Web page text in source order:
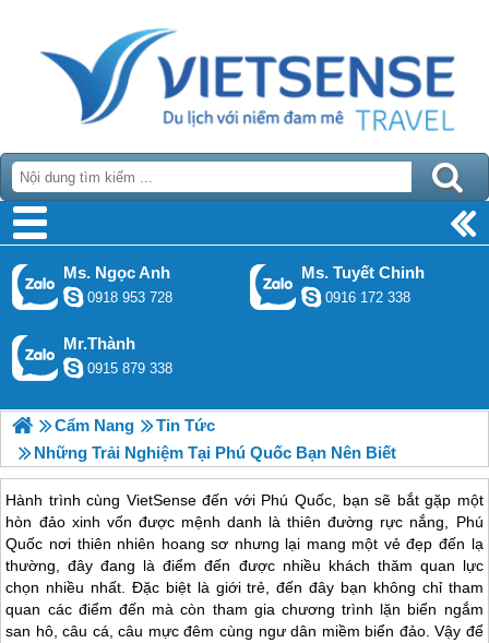
Ms. Ngọc Anh
0918 953 728
Ms. Tuyết Chinh
0916 172 338
Mr.Thành
0915 879 338
Cẩm Nang
Tin Tức
Những Trải Nghiệm Tại Phú Quốc Bạn Nên Biết
Hành trình cùng VietSense đến với Phú Quốc, bạn sẽ bắt gặp một
hòn đảo xinh vốn được mệnh danh là thiên đường rực nắng, Phú
Quốc nơi thiên nhiên hoang sơ nhưng lại mang một vẻ đẹp đến lạ
thường, đây đang là điểm đến được nhiều khách thăm quan lực
chọn nhiều nhất. Đặc biệt là giới trẻ, đến đây bạn không chỉ tham
quan các điểm đến mà còn tham gia chương trình lặn biển ngắm
san hô, câu cá, câu mực đêm cùng ngư dân miềm biển đảo. Vậy để